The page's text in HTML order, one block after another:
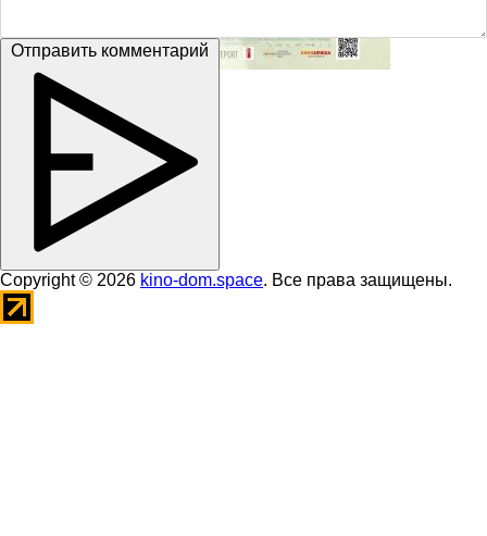
Отправить комментарий
Copyright © 2026 kino-dom.space. Все права защищены.